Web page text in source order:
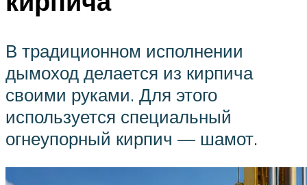
В традиционном исполнении
дымоход делается из кирпича
своими руками. Для этого
используется специальный
огнеупорный кирпич — шамот.